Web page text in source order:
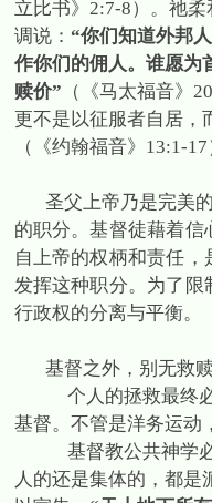
立比书》 2:7-8）。祂柔
调说： “你们知道外邦
作你们的佣人。谁愿为
赎价” （《马太福音》
更不是以征服者自居，
（《约翰福音》 13:1-17
圣父上帝乃是完美
的职分。基督徒藉着
自上帝的权柄和责任
发挥这种职分。为了
行政权的分离与平衡。
基督之外，别无救赎
个人的拯救最终
基督。不管是洋务运动
基督教公共神学
人的还是集体的，都